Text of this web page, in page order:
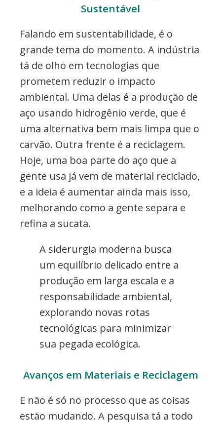
Sustentável
Falando em sustentabilidade, é o
grande tema do momento. A indústria
tá de olho em tecnologias que
prometem reduzir o impacto
ambiental. Uma delas é a produção de
aço usando hidrogênio verde, que é
uma alternativa bem mais limpa que o
carvão. Outra frente é a reciclagem.
Hoje, uma boa parte do aço que a
gente usa já vem de material reciclado,
e a ideia é aumentar ainda mais isso,
melhorando como a gente separa e
refina a sucata.
A siderurgia moderna busca
um equilíbrio delicado entre a
produção em larga escala e a
responsabilidade ambiental,
explorando novas rotas
tecnológicas para minimizar
sua pegada ecológica.
Avanços em Materiais e Reciclagem
E não é só no processo que as coisas
estão mudando. A pesquisa tá a todo